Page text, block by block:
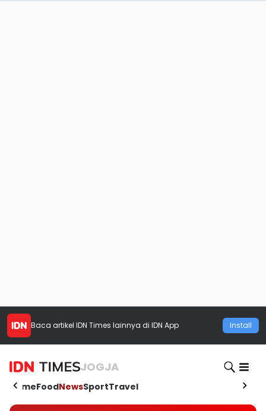
Baca artikel IDN Times lainnya di IDN App Install
JOGJA
HomeFoodNewsSportTravel